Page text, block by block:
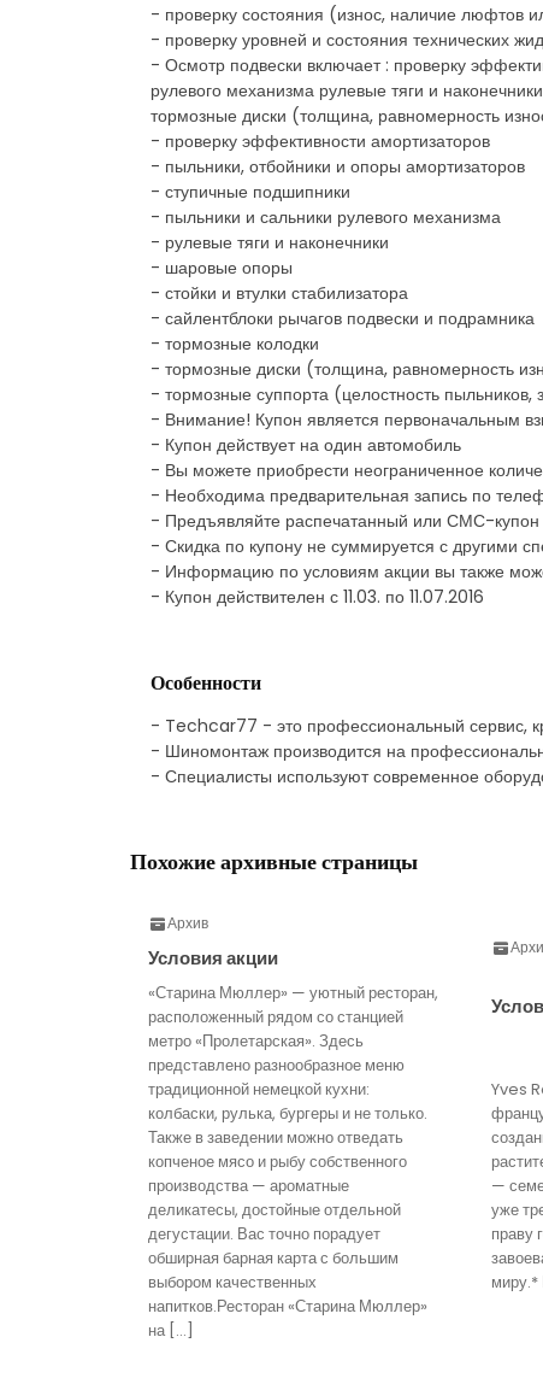
- проверку состояния (износ, наличие люфтов
- проверку уровней и состояния технических
- Осмотр подвески включает : проверку
рулевого механизма рулевые тяги и
тормозные диски (толщина, равномерность
- проверку эффективности амортизаторов
- пыльники, отбойники и опоры амортизаторов
- ступичные подшипники
- пыльники и сальники рулевого механизма
- рулевые тяги и наконечники
- шаровые опоры
- стойки и втулки стабилизатора
- сайлентблоки рычагов подвески и подрамника
- тормозные колодки
- тормозные диски (толщина, равномерность
- тормозные суппорта (целостность
- Внимание! Купон является первоначальным
- Купон действует на один автомобиль
- Вы можете приобрести неограниченное
- Необходима предварительная запись по
- Предъявляйте распечатанный или СМС-купон
- Скидка по купону не суммируется с другими
- Информацию по условиям акции вы также
- Купон действителен с 11.03. по 11.07.2016
Особенности
- Techcar77 - это профессиональный сервис,
- Шиномонтаж производится на
- Специалисты используют современное
Похожие архивные страницы
Архив
Условия акции
«Старина Мюллер» — уютный ресторан,
расположенный рядом со станцией
метро «Пролетарская». Здесь
представлено разнообразное меню
традиционной немецкой кухни:
колбаски, рулька, бургеры и не только.
Также в заведении можно отведать
копченое мясо и рыбу собственного
производства — ароматные
деликатесы, достойные отдельной
дегустации. Вас точно порадует
обширная барная карта с большим
выбором качественных
напитков.Ресторан «Старина Мюллер»
на […]
Yves
—
уже
праву